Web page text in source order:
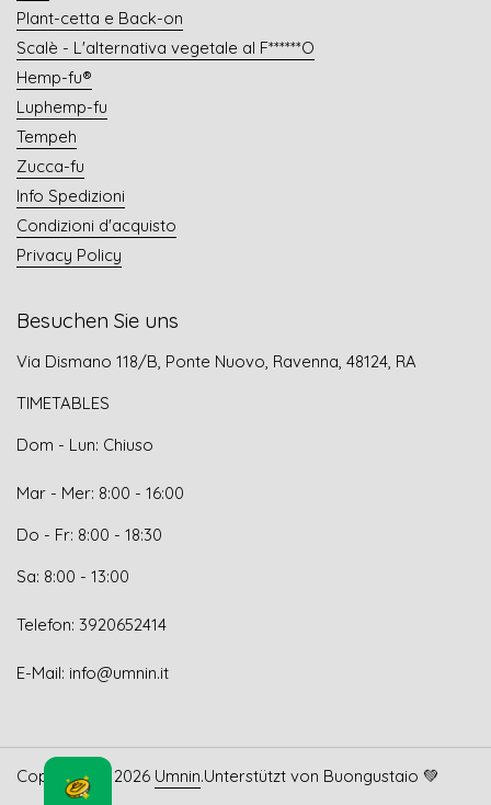
Plant-cetta e Back-on
Scalè - L'alternativa vegetale al F******O
Hemp-fu®
Luphemp-fu
Tempeh
Zucca-fu
Info Spedizioni
Condizioni d'acquisto
Privacy Policy
Besuchen Sie uns
Via Dismano 118/B, Ponte Nuovo, Ravenna, 48124, RA
TIMETABLES
Dom - Lun: Chiuso
Mar - Mer: 8:00 - 16:00
Do - Fr: 8:00 - 18:30
Sa: 8:00 - 13:00
Telefon: 3920652414
E-Mail: info@umnin.it
Copyright © 2026 Umnin.Unterstützt von Buongustaio 💚